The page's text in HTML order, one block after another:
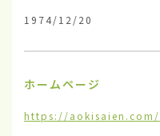
1974/12/20
ホームページ
https://aokisaien.com/